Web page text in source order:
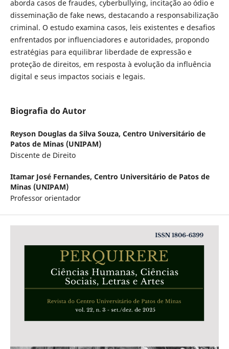
aborda casos de fraudes, cyberbullying, incitação ao ódio e
disseminação de fake news, destacando a responsabilização
criminal. O estudo examina casos, leis existentes e desafios
enfrentados por influenciadores e autoridades, propondo
estratégias para equilibrar liberdade de expressão e
proteção de direitos, em resposta à evolução da influência
digital e seus impactos sociais e legais.
Biografia do Autor
Reyson Douglas da Silva Souza, Centro Universitário de
Patos de Minas (UNIPAM)
Discente de Direito
Itamar José Fernandes, Centro Universitário de Patos de
Minas (UNIPAM)
Professor orientador